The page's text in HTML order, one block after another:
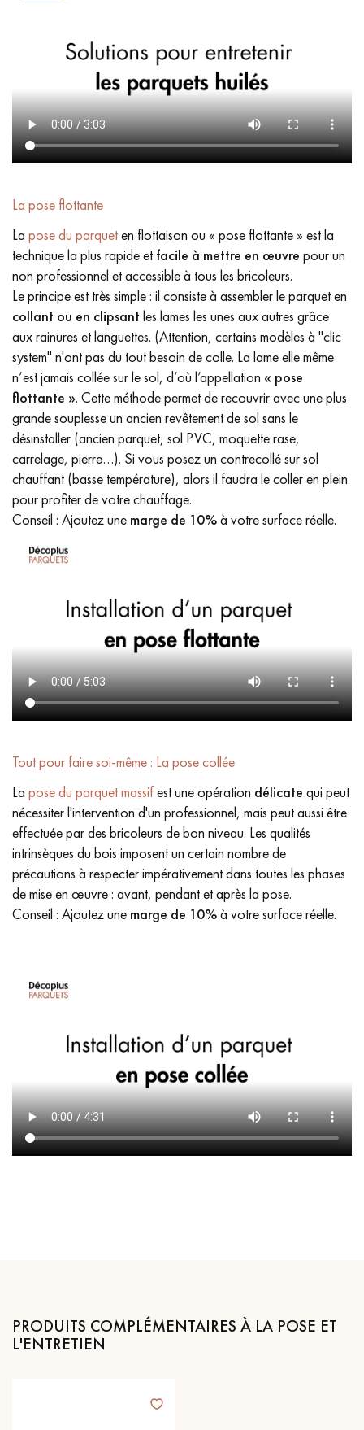
La pose flottante
La pose du parqueten flottaison ou « pose flottante » est la
technique la plus rapide et facile à mettre en œuvre pour un
non professionnel et accessible à tous les bricoleurs.
Le principe est très simple : il consiste à assembler le parquet en
collant ou en clipsant les lames les unes aux autres grâce
aux rainures et languettes. (Attention, certains modèles à "clic
system" n'ont pas du tout besoin de colle. La lame elle même
n’est jamais collée sur le sol, d’où l’appellation « pose
flottante ». Cette méthode permet de recouvrir avec une plus
grande souplesse un ancien revêtement de sol sans le
désinstaller (ancien parquet, sol PVC, moquette rase,
carrelage, pierre…). Si vous posez un contrecollé sur sol
chauffant (basse température), alors il faudra le coller en plein
pour profiter de votre chauffage.
Conseil : Ajoutez une marge de 10%à votre surface réelle.
Tout pour faire soi-même : La pose collée
La pose du parquet massifest une opération délicate qui peut
nécessiter l'intervention d'un professionnel, mais peut aussi être
effectuée par des bricoleurs de bon niveau. Les qualités
intrinsèques du bois imposent un certain nombre de
précautions à respecter impérativement dans toutes les phases
de mise en œuvre : avant, pendant et après la pose.
Conseil : Ajoutez une marge de 10%à votre surface réelle.
PRODUITS COMPLÉMENTAIRES À LA POSE ET
L'ENTRETIEN